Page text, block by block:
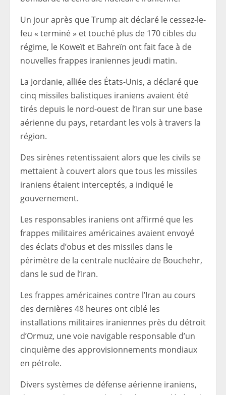
Un jour après que Trump ait déclaré le cessez-le-
feu « terminé » et touché plus de 170 cibles du
régime, le Koweït et Bahreïn ont fait face à de
nouvelles frappes iraniennes jeudi matin.
La Jordanie, alliée des États-Unis, a déclaré que
cinq missiles balistiques iraniens avaient été
tirés depuis le nord-ouest de l’Iran sur une base
aérienne du pays, retardant les vols à travers la
région.
Des sirènes retentissaient alors que les civils se
mettaient à couvert alors que tous les missiles
iraniens étaient interceptés, a indiqué le
gouvernement.
Les responsables iraniens ont affirmé que les
frappes militaires américaines avaient envoyé
des éclats d’obus et des missiles dans le
périmètre de la centrale nucléaire de Bouchehr,
dans le sud de l’Iran.
Les frappes américaines contre l’Iran au cours
des dernières 48 heures ont ciblé les
installations militaires iraniennes près du détroit
d’Ormuz, une voie navigable responsable d’un
cinquième des approvisionnements mondiaux
en pétrole.
Divers systèmes de défense aérienne iraniens,